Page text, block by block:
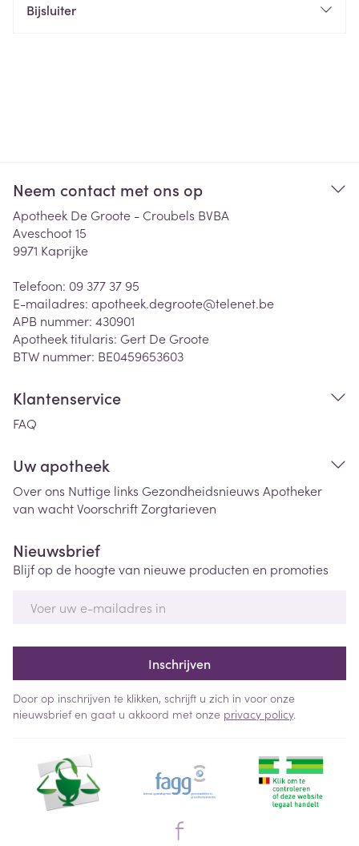
Bijsluiter
Neem contact met ons op
Apotheek De Groote - Croubels BVBA
Aveschoot 15
9971 Kaprijke
Telefoon: 09 377 37 95
E-mailadres: apotheek.degroote@telenet.be
APB nummer: 430901
Apotheek titularis: Gert De Groote
BTW nummer: BE0459653603
Klantenservice
FAQ
Uw apotheek
Over ons Nuttige links Gezondheidsnieuws Apotheker
van wachtVoorschriftZorgtarieven
Nieuwsbrief
Blijf op de hoogte van nieuwe producten en promoties
Inschrijven
Door op inschrijven te klikken, schrijft u zich in voor onze
nieuwsbrief en gaat u akkoord met onze privacy policy.